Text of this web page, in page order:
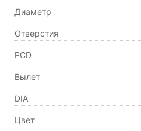
Диаметр
Отверстия
PCD
Вылет
DIA
Цвет